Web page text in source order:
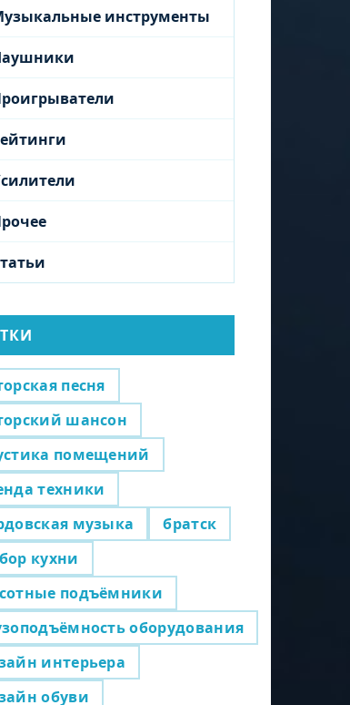
инструменты
песня
шансон
помещений
техники
музыка
братск
кухни
подъёмники
оборудования
интерьера
обуви